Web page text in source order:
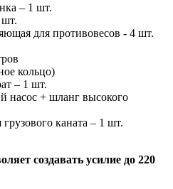
– 1 шт.
для противовесов - 4 шт.
кольцо)
– 1 шт.
насос + шланг высокого
каната – 1 шт.
создавать усилие до 220